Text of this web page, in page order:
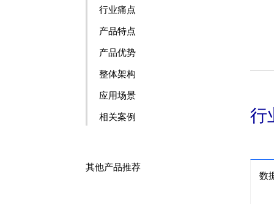
行
数
行业痛点
产品特点
产品优势
整体架构
应用场景
相关案例
其他产品推荐